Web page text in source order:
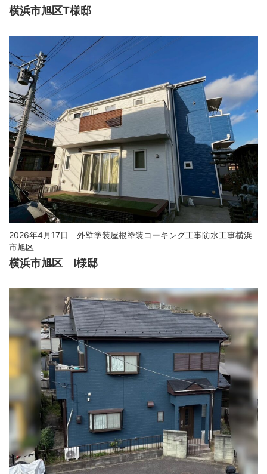
横浜市旭区T様邸
2026年4月17日
外壁塗装屋根塗装コーキング工事防水工事横浜
市旭区
横浜市旭区 I様邸